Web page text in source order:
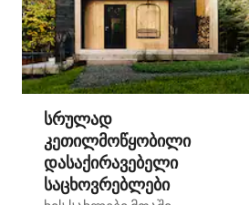
სრულად
კეთილმოწყობილი
დასაქირავებელი
საცხოვრებლები